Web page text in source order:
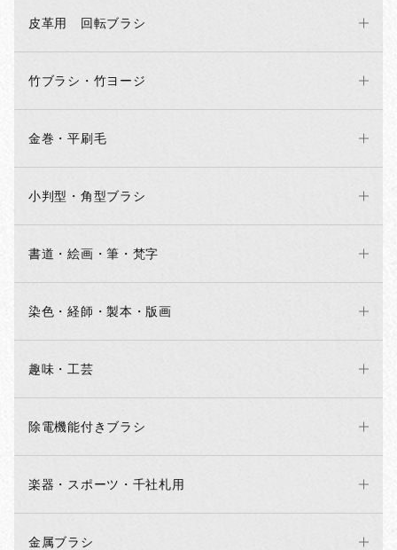
皮革用 回転ブラシ
竹ブラシ・竹ヨージ
金巻・平刷毛
小判型・角型ブラシ
書道・絵画・筆・梵字
染色・経師・製本・版画
趣味・工芸
除電機能付きブラシ
楽器・スポーツ・千社札用
金属ブラシ